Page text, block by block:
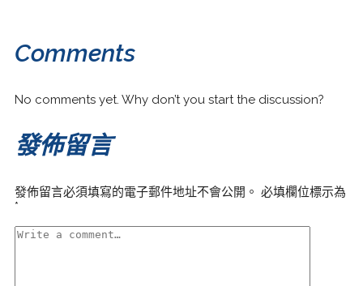
Comments
No comments yet. Why don’t you start the discussion?
發佈留言
發佈留言必須填寫的電子郵件地址不會公開。 必填欄位標示為
*